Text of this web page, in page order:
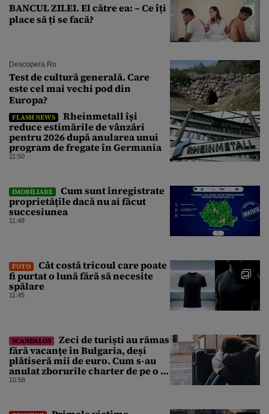
BANCUL ZILEI. El către ea: – Ce îți
place să ți se facă?
Descopera.ro
Test de cultură generală. Care
este cel mai vechi pod din
Europa?
FLASH NEWS
Rheinmetall își
reduce estimările de vânzări
pentru 2026 după anularea unui
program de fregate în Germania
11:50
IMOBILIARE
Cum sunt înregistrate
proprietățile dacă nu ai făcut
succesiunea
11:48
FOTO
Cât costă tricoul care poate
fi purtat o lună fără să necesite
spălare
11:45
SCANDALOS
Zeci de turiști au rămas
fără vacanțe în Bulgaria, deși
plătiseră mii de euro. Cum s-au
anulat zborurile charter de pe o zi
pe alta
10:58